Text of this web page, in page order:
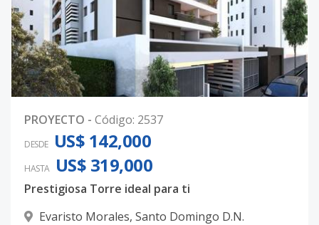
PROYECTO - Código: 2537
DESDE US$ 142,000
HASTA US$ 319,000
Prestigiosa Torre ideal para ti
Evaristo Morales, Santo Domingo D.N.